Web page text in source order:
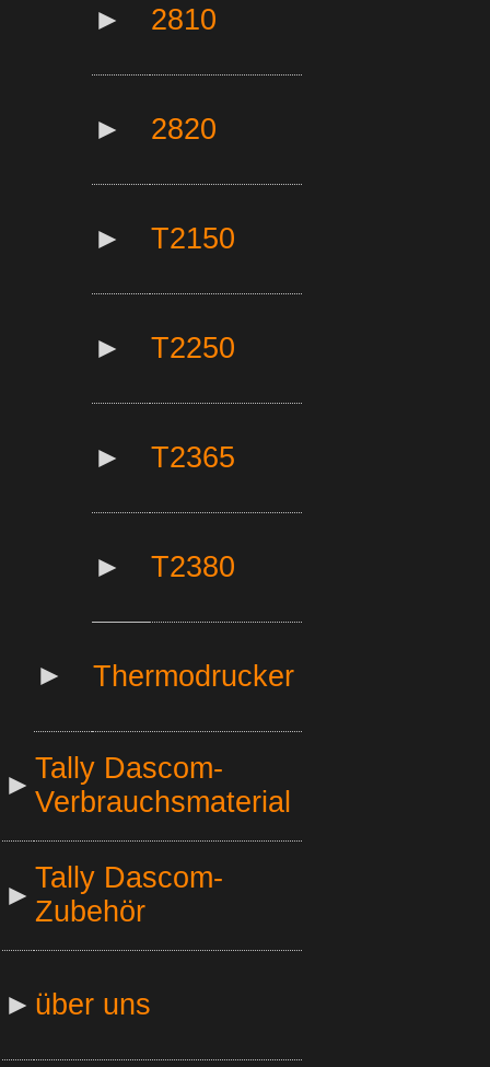
► 2810
► 2820
► T2150
► T2250
► T2365
► T2380
► Thermodrucker
► Tally Dascom-
Verbrauchsmaterial
►
Tally Dascom-
Zubehör
► über uns